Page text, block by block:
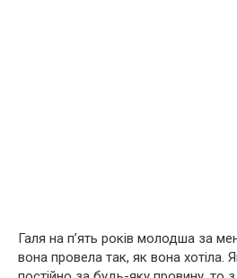
Галя на п’ять років молодша за
вона провела так, як вона хотіла.